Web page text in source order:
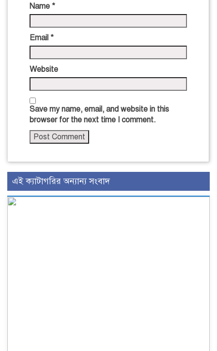
Name *
Email *
Website
Save my name, email, and website in this
browser for the next time I comment.
এই ক্যাটাগরির অন্যান্য সংবাদ